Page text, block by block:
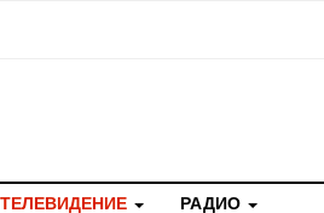
ТЕЛЕВИДЕНИЕ РАДИО